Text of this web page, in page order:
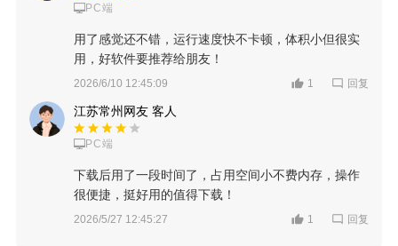
PC端
用了感觉还不错，运行速度快不卡顿，体积小但很实
用，好软件要推荐给朋友！
2026/6/10 12:45:09 1 回复
江苏常州网友 客人
PC端
下载后用了一段时间了，占用空间小不费内存，操作
很便捷，挺好用的值得下载！
2026/5/27 12:45:27 1 回复